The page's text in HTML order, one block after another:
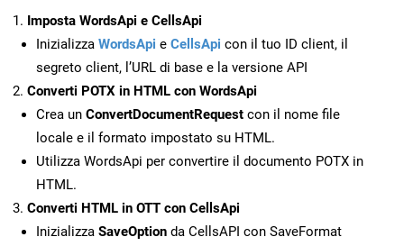
Imposta WordsApi e CellsApi
Inizializza WordsApi e CellsApi con il tuo ID client, il
segreto client, l’URL di base e la versione API
Converti POTX in HTML con WordsApi
Crea un ConvertDocumentRequest con il nome file
locale e il formato impostato su HTML.
Utilizza WordsApi per convertire il documento POTX in
HTML.
Converti HTML in OTT con CellsApi
Inizializza SaveOption da CellsAPI con SaveFormat